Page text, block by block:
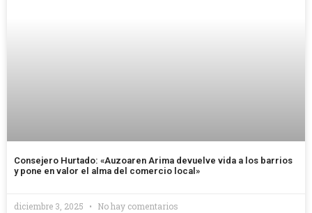
Consejero Hurtado: «Auzoaren Arima devuelve vida a los barrios
y pone en valor el alma del comercio local»
diciembre 3, 2025 No hay comentarios